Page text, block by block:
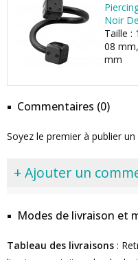
Noir
Taille :
08
mm
Commentaires (0)
Soyez le premier à publier
+ Ajouter un
Modes de livraison et
Tableau des livraisons :